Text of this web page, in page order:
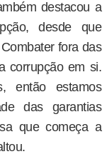
destacou a
desde que
fora das
corrupção em si.
então estamos
das garantias
que começa a